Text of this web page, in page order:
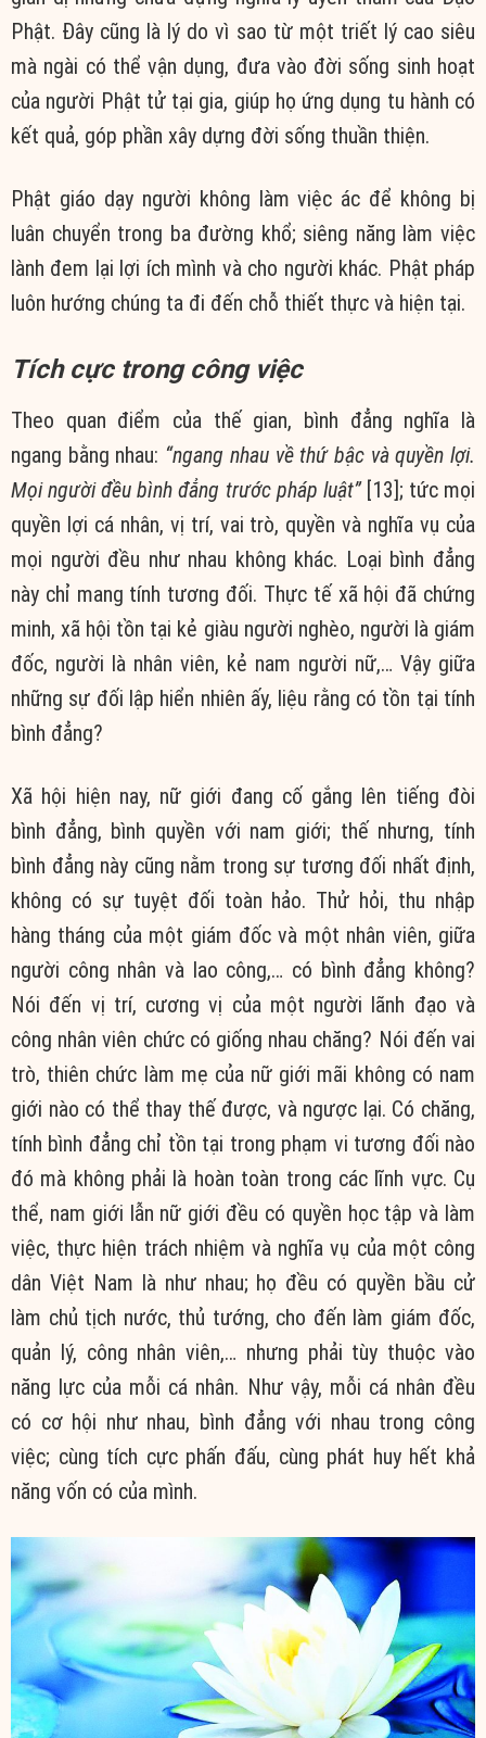
Phật. Đây cũng là lý do vì sao từ một triết lý cao siêu
mà ngài có thể vận dụng, đưa vào đời sống sinh hoạt
của người Phật tử tại gia, giúp họ ứng dụng tu hành có
kết quả, góp phần xây dựng đời sống thuần thiện.
Phật giáo dạy người không làm việc ác để không bị
luân chuyển trong ba đường khổ; siêng năng làm việc
lành đem lại lợi ích mình và cho người khác. Phật pháp
luôn hướng chúng ta đi đến chỗ thiết thực và hiện tại.
Tích cực trong công việc
Theo quan điểm của thế gian, bình đẳng nghĩa là
ngang bằng nhau: “ngang nhau về thứ bậc và quyền lợi.
Mọi người đều bình đẳng trước pháp luật”[13]; tức mọi
quyền lợi cá nhân, vị trí, vai trò, quyền và nghĩa vụ của
mọi người đều như nhau không khác. Loại bình đẳng
này chỉ mang tính tương đối. Thực tế xã hội đã chứng
minh, xã hội tồn tại kẻ giàu người nghèo, người là giám
đốc, người là nhân viên, kẻ nam người nữ,… Vậy giữa
những sự đối lập hiển nhiên ấy, liệu rằng có tồn tại tính
bình đẳng?
Xã hội hiện nay, nữ giới đang cố gắng lên tiếng đòi
bình đẳng, bình quyền với nam giới; thế nhưng, tính
bình đẳng này cũng nằm trong sự tương đối nhất định,
không có sự tuyệt đối toàn hảo. Thử hỏi, thu nhập
hàng tháng của một giám đốc và một nhân viên, giữa
người công nhân và lao công,… có bình đẳng không?
Nói đến vị trí, cương vị của một người lãnh đạo và
công nhân viên chức có giống nhau chăng? Nói đến vai
trò, thiên chức làm mẹ của nữ giới mãi không có nam
giới nào có thể thay thế được, và ngược lại. Có chăng,
tính bình đẳng chỉ tồn tại trong phạm vi tương đối nào
đó mà không phải là hoàn toàn trong các lĩnh vực. Cụ
thể, nam giới lẫn nữ giới đều có quyền học tập và làm
việc, thực hiện trách nhiệm và nghĩa vụ của một công
dân Việt Nam là như nhau; họ đều có quyền bầu cử
làm chủ tịch nước, thủ tướng, cho đến làm giám đốc,
quản lý, công nhân viên,… nhưng phải tùy thuộc vào
năng lực của mỗi cá nhân. Như vậy, mỗi cá nhân đều
có cơ hội như nhau, bình đẳng với nhau trong công
việc; cùng tích cực phấn đấu, cùng phát huy hết khả
năng vốn có của mình.